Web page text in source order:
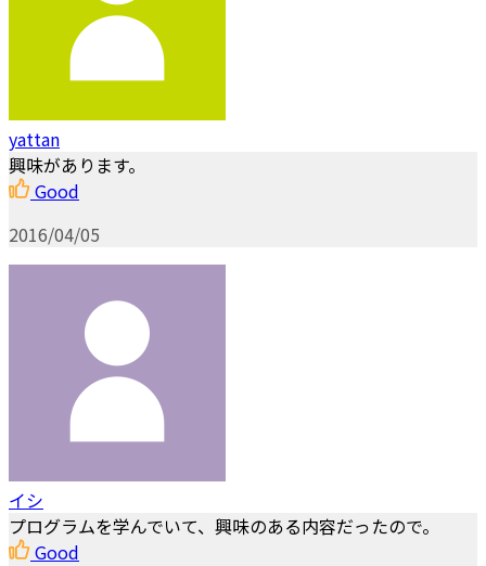
yattan
興味があります。
Good
2016/04/05
イシ
プログラムを学んでいて、興味のある内容だったので。
Good